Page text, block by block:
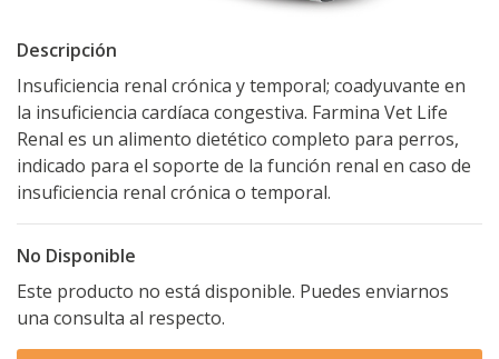
Descripción
Insuficiencia renal crónica y temporal; coadyuvante en
la insuficiencia cardíaca congestiva. Farmina Vet Life
Renal es un alimento dietético completo para perros,
indicado para el soporte de la función renal en caso de
insuficiencia renal crónica o temporal.
No Disponible
Este producto no está disponible. Puedes enviarnos
una consulta al respecto.